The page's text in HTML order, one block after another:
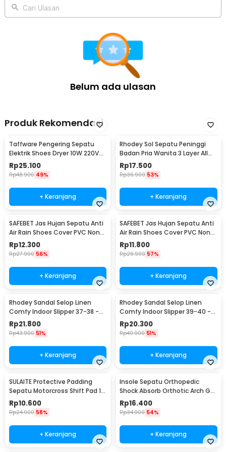
Cari Ulasan
Belum ada ulasan
Produk Rekomendasi
Taffware Pengering Sepatu
Elektrik Shoes Dryer 10W 220V
EU Plug - TPS2
Rp25.100
Rp48.900 49%
+ Keranjang
Rhodey Sol Sepatu Peninggi
Badan Pria Wanita 3 Layer All
Size - C-728
Rp17.500
Rp36.900 53%
+ Keranjang
SAFEBET Jas Hujan Sepatu Anti
Air Rain Shoes Cover PVC Non
Slip Strap M 37-39 - H-101
Rp12.300
Rp27.900 56%
+ Keranjang
SAFEBET Jas Hujan Sepatu Anti
Air Rain Shoes Cover PVC Non
Slip Strap XL 42-43 - H-101
Rp11.800
Rp26.900 57%
+ Keranjang
Rhodey Sandal Selop Linen
Comfy Indoor Slipper 37-38 -
YT22
Rp21.800
Rp43.900 51%
+ Keranjang
Rhodey Sandal Selop Linen
Comfy Indoor Slipper 39-40 -
YT22
Rp20.300
Rp40.900 51%
+ Keranjang
SULAITE Protective Padding
Sepatu Motorcross Shift Pad 1
PCS - GT-106
Rp10.600
Rp24.900 58%
+ Keranjang
Insole Sepatu Orthopedic
Shock Absorb Orthotic Arch Gel
Foam S - ZYD17
Rp16.400
Rp34.900 54%
+ Keranjang